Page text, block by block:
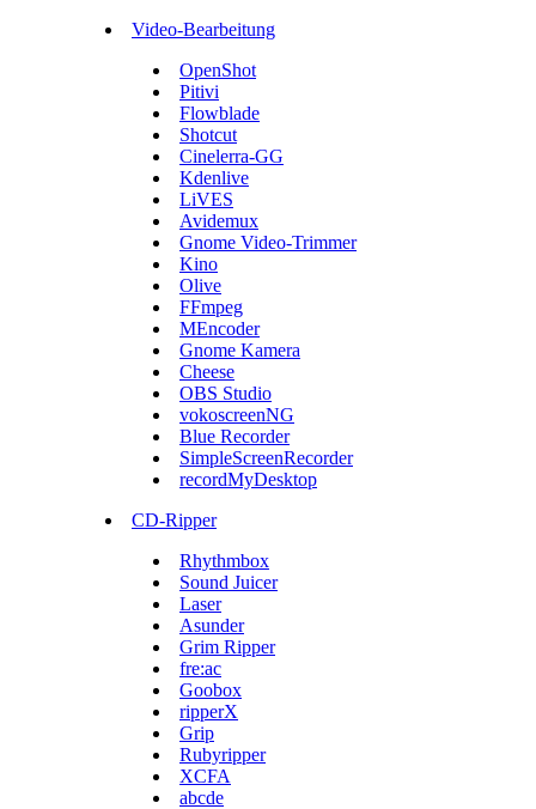
Video-Bearbeitung
OpenShot
Pitivi
Flowblade
Shotcut
Cinelerra-GG
Kdenlive
LiVES
Avidemux
Gnome Video-Trimmer
Kino
Olive
FFmpeg
MEncoder
Gnome Kamera
Cheese
OBS Studio
vokoscreenNG
Blue Recorder
SimpleScreenRecorder
recordMyDesktop
CD-Ripper
Rhythmbox
Sound Juicer
Laser
Asunder
Grim Ripper
fre:ac
Goobox
ripperX
Grip
Rubyripper
XCFA
abcde